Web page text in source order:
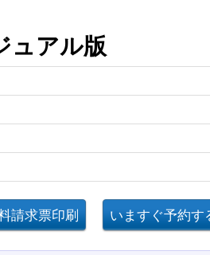
ュアル版